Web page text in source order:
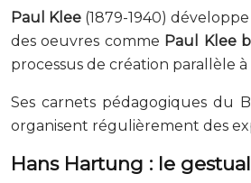
Paul Klee (1879-1940)
des oeuvres comme Paul Klee
processus de création parallèle
Ses carnets pédagogiques du
organisent régulièrement des
Hans Hartung : le